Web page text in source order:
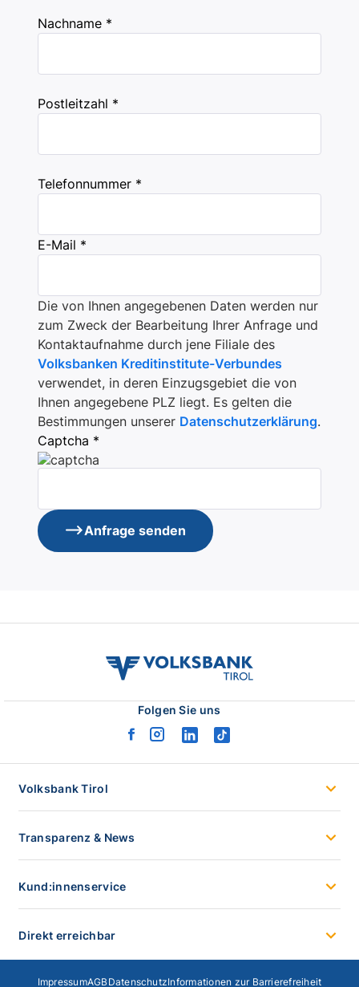
Nachname *
Postleitzahl *
Telefonnummer *
E-Mail *
Die von Ihnen angegebenen Daten werden nur
zum Zweck der Bearbeitung Ihrer Anfrage und
Kontaktaufnahme durch jene Filiale des
Volksbanken Kreditinstitute-Verbundes
verwendet, in deren Einzugsgebiet die von
Ihnen angegebene PLZ liegt. Es gelten die
Bestimmungen unserer Datenschutzerklärung.
Captcha *
Anfrage senden
volksbank
Folgen Sie uns
facebook
instagram
linkedintiktok
Volksbank Tirol
Transparenz & News
Kund:innenservice
Direkt erreichbar
ImpressumAGB DatenschutzInformationen zur Barrierefreiheit